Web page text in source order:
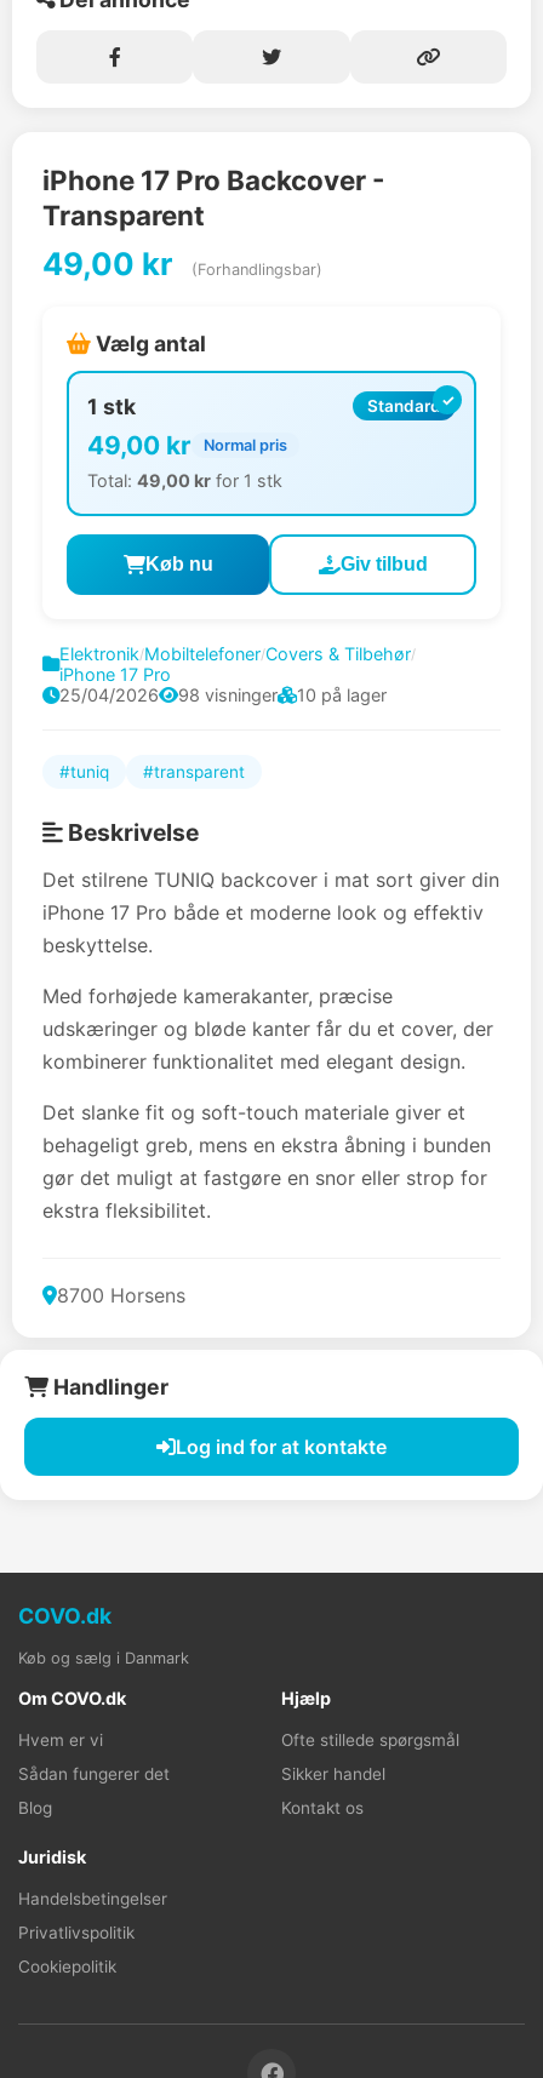
iPhone 17 Pro Backcover -
Transparent
49,00 kr (Forhandlingsbar)
Vælg antal
1 stk Standard
49,00 kr Normal pris
Total: 49,00 kr for 1 stk
Køb nu Giv tilbud
Elektronik/Mobiltelefoner/Covers & Tilbehør/
iPhone 17 Pro
25/04/2026
98 visninger 10 på lager
#tuniq #transparent
Beskrivelse
Det stilrene TUNIQ backcover i mat sort giver din
iPhone 17 Pro både et moderne look og effektiv
beskyttelse.
Med forhøjede kamerakanter, præcise
udskæringer og bløde kanter får du et cover, der
kombinerer funktionalitet med elegant design.
Det slanke fit og soft-touch materiale giver et
behageligt greb, mens en ekstra åbning i bunden
gør det muligt at fastgøre en snor eller strop for
ekstra fleksibilitet.
8700 Horsens
Handlinger
Log ind for at kontakte
COVO.dk
Køb og sælg i Danmark
Om COVO.dk
Hvem er vi
Sådan fungerer det
Blog
Hjælp
Ofte stillede spørgsmål
Sikker handel
Kontakt os
Juridisk
Handelsbetingelser
Privatlivspolitik
Cookiepolitik